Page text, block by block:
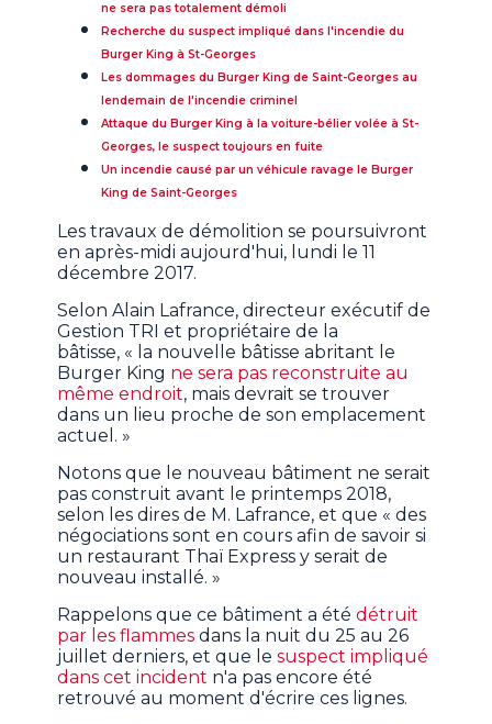
ne sera pas totalement démoli
Recherche du suspect impliqué dans l'incendie du
Burger King à St-Georges
Les dommages du Burger King de Saint-Georges au
lendemain de l'incendie criminel
Attaque du Burger King à la voiture-bélier volée à St-
Georges, le suspect toujours en fuite
Un incendie causé par un véhicule ravage le Burger
King de Saint-Georges
Les travaux de démolition se poursuivront
en après-midi aujourd'hui, lundi le 11
décembre 2017.
Selon Alain Lafrance, directeur exécutif de
Gestion TRI et propriétaire de la
bâtisse, « la nouvelle bâtisse abritant le
Burger King ne sera pas reconstruite au
même endroit, mais devrait se trouver
dans un lieu proche de son emplacement
actuel. »
Notons que le nouveau bâtiment ne serait
pas construit avant le printemps 2018,
selon les dires de M. Lafrance, et que « des
négociations sont en cours afin de savoir si
un restaurant Thaï Express y serait de
nouveau installé. »
Rappelons que ce bâtiment a étédétruit
par les flammes dans la nuit du 25 au 26
juillet derniers, et que lesuspect impliqué
dans cet incident n'a pas encore été
retrouvé au moment d'écrire ces lignes.